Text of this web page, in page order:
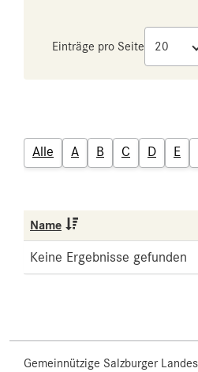
Einträge pro Seite
Alle A B C D E
Name
Keine Ergebnisse gefunden
Gemeinnützige Salzburger